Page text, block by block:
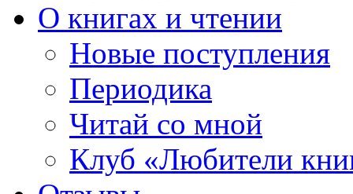
О книгах и чтении
Новые поступления
Периодика
Читай со мной
Клуб «Любители